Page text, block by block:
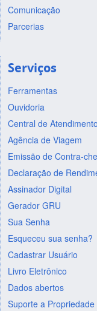
Comunicação
Parcerias
Serviços
Ferramentas
Ouvidoria
Central de Atendimento
Agência de Viagem
Emissão de Contra-
Declaração de
Assinador Digital
Gerador GRU
Sua Senha
Esqueceu sua senha?
Cadastrar Usuário
Livro Eletrônico
Dados abertos
Suporte a Propriedade